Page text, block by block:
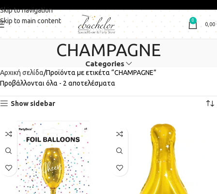
Skip to navigation
Skip to main content
0
0,00
CHAMPAGNE
Categories
Αρχική σελίδα Προϊόντα με ετικέτα “CHAMPAGNE”
Προβάλλονται όλα - 2 αποτελέσματα
Show sidebar